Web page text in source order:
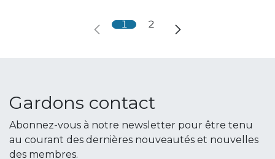
1 2
Gardons contact
Abonnez-vous à notre newsletter pour être tenu
au courant des dernières nouveautés et nouvelles
des membres.